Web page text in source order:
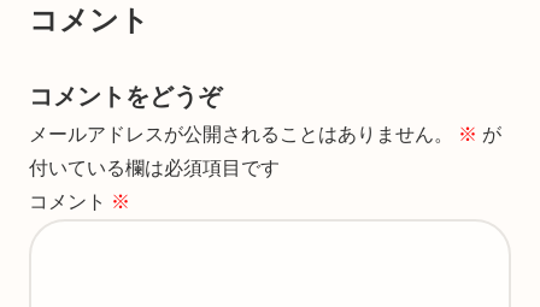
コメント
コメントをどうぞ
メールアドレスが公開されることはありません。 ※ が
付いている欄は必須項目です
コメント ※